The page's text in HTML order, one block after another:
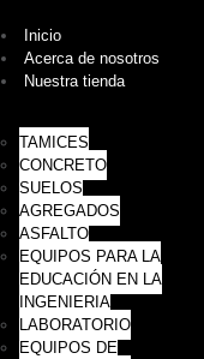
Inicio
Acerca de nosotros
Nuestra tienda
TAMICES
CONCRETO
SUELOS
AGREGADOS
ASFALTO
EQUIPOS PARA LA
EDUCACIÓN EN LA
INGENIERIA
LABORATORIO
EQUIPOS DE